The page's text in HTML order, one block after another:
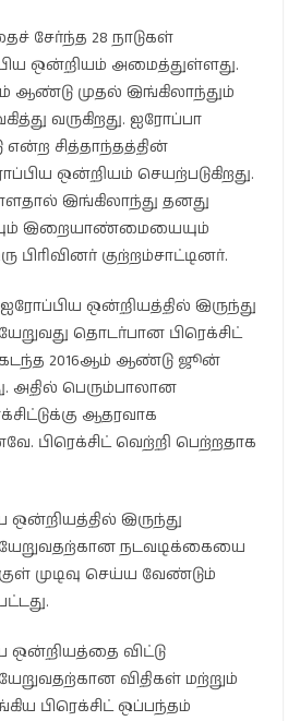
சேர்ந்த 28 நாடுகள்
ஒன்றியம் அமைத்துள்ளது.
ஆண்டு முதல் இங்கிலாந்தும்
வருகிறது. ஐரோப்பா
என்ற சித்தாந்தத்தின்
ஒன்றியம் செயற்படுகிறது.
இங்கிலாந்து தனது
இறையாண்மையையும்
பிரிவினர் குற்றம்சாட்டினர்.
ஒன்றியத்தில் இருந்து
தொடர்பான பிரெக்சிட்
கடந்த 2016ஆம் ஆண்டு ஜூன்
அதில் பெரும்பாலான
ஆதரவாக
பிரெக்சிட் வெற்றி பெற்றதாக
இருந்து
நடவடிக்கையை
முடிவு செய்ய வேண்டும்
ஒன்றியத்தை விட்டு
விதிகள் மற்றும்
பிரெக்சிட் ஒப்பந்தம்